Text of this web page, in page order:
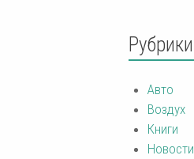
Рубрики
Авто
Воздух
Книги
Новости